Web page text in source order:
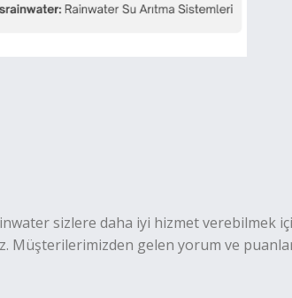
sizlere daha iyi hizmet verebilmek
Müşterilerimizden gelen yorum ve